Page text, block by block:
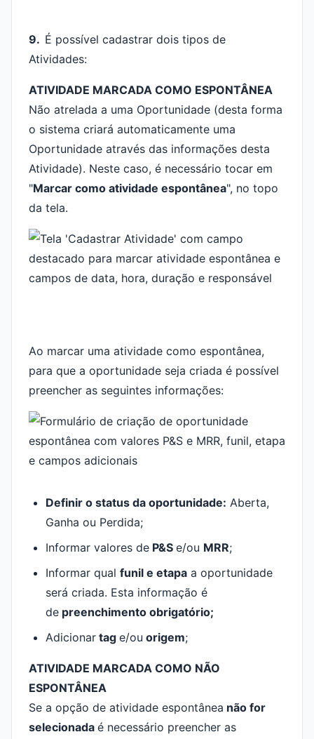
9. É possível cadastrar dois tipos de
Atividades:
ATIVIDADE MARCADA COMO ESPONTÂNEA
Não atrelada a uma Oportunidade (desta forma
o sistema criará automaticamente uma
Oportunidade através das informações desta
Atividade). Neste caso, é necessário tocar em
"Marcar como atividade espontânea", no topo
da tela.
Ao marcar uma atividade como espontânea,
para que a oportunidade seja criada é possível
preencher as seguintes informações:
Definir o status da oportunidade: Aberta,
Ganha ou Perdida;
Informar valores de P&S e/ou MRR;
Informar qual funil e etapa a oportunidade
será criada. Esta informação é
de preenchimento obrigatório;
Adicionar tag e/ou origem;
ATIVIDADE MARCADA COMO NÃO
ESPONTÂNEA
Se a opção de atividade espontânea não for
selecionada é necessário preencher as